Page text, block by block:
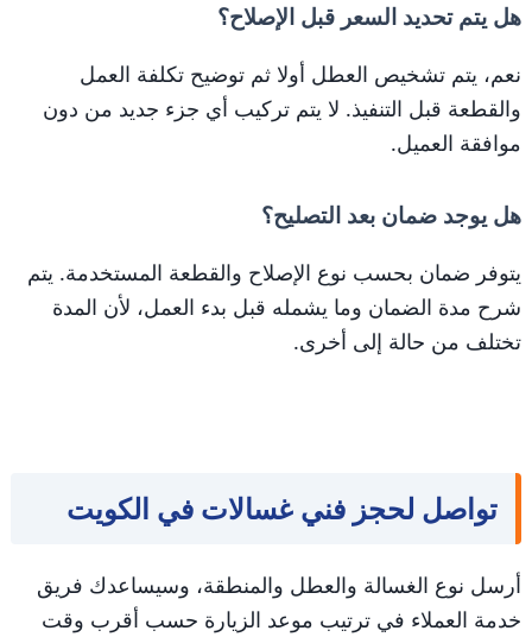
هل يتم تحديد السعر قبل الإصلاح؟
نعم، يتم تشخيص العطل أولا ثم توضيح تكلفة العمل
والقطعة قبل التنفيذ. لا يتم تركيب أي جزء جديد من دون
موافقة العميل.
هل يوجد ضمان بعد التصليح؟
يتوفر ضمان بحسب نوع الإصلاح والقطعة المستخدمة. يتم
شرح مدة الضمان وما يشمله قبل بدء العمل، لأن المدة
تختلف من حالة إلى أخرى.
تواصل لحجز فني غسالات في الكويت
أرسل نوع الغسالة والعطل والمنطقة، وسيساعدك فريق
خدمة العملاء في ترتيب موعد الزيارة حسب أقرب وقت